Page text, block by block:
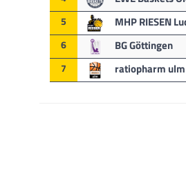
5
MHP RIESEN
6
BG Göttingen
7
ratiopharm ulm